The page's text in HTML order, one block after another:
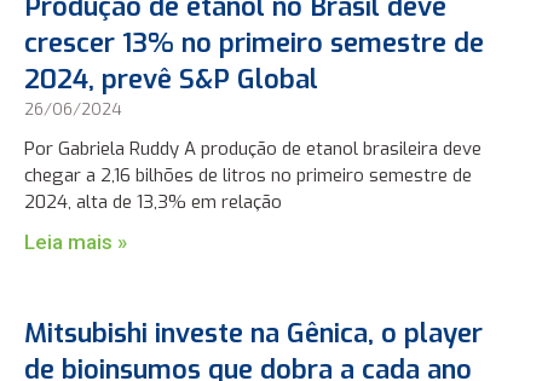
crescer 13% no primeiro semestre de
2024, prevê S&P Global
26/06/2024
Por Gabriela Ruddy A produção de etanol brasileira deve
chegar a 2,16 bilhões de litros no primeiro semestre de
2024, alta de 13,3% em relação
Leia mais »
Mitsubishi investe na Gênica, o player
de bioinsumos que dobra a cada ano